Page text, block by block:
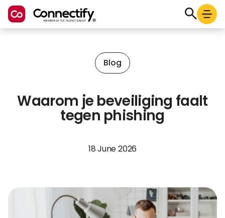
Blog
Waarom je beveiliging faalt
tegen phishing
18 June 2026